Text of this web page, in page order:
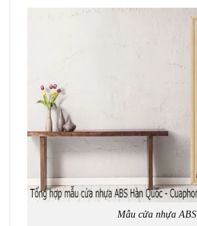
Mẫu cửa nhựa ABS